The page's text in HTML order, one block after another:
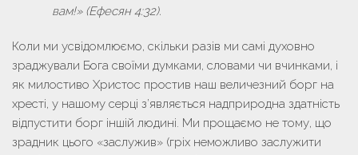
вам!» (Ефесян 4:32).
Коли ми усвідомлюємо, скільки разів ми самі духовно
зраджували Бога своїми думками, словами чи вчинками, і
як милостиво Христос простив наш величезний борг на
хресті, у нашому серці з’являється надприродна здатність
відпустити борг іншій людині. Ми прощаємо не тому, що
зрадник цього «заслужив» (гріх неможливо заслужити